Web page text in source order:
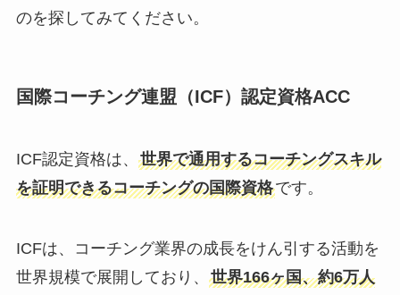
のを探してみてください。
国際コーチング連盟（ICF）認定資格ACC
ICF認定資格は、 世界で通用するコーチングスキル
を証明できるコーチングの国際資格です。
ICFは、コーチング業界の成長をけん引する活動を
世界規模で展開しており、 世界166ヶ国、約6万人